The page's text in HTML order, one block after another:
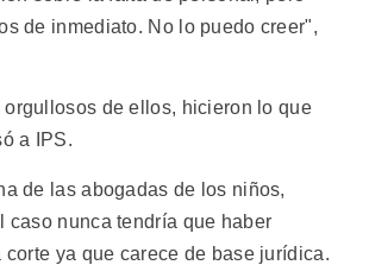
de inmediato. No lo puedo creer",
orgullosos de ellos, hicieron lo que
a IPS.
de las abogadas de los niños,
caso nunca tendría que haber
corte ya que carece de base jurídica.